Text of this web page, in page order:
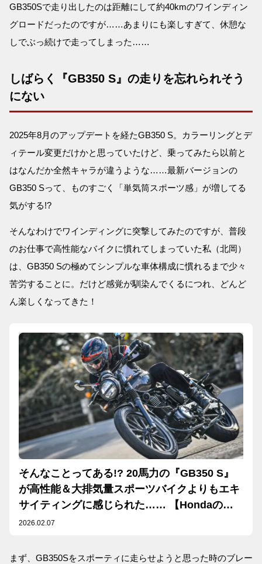
GB350Sで走り出したのは距離にして約40kmのワインディン
グロードだったのですが……あまりにも楽しすぎて、休憩な
しでぶっ続けで走ってしまった……
しばらく『GB350 S』の走りを忘れられそう
にない
2025年8月のアップデートを経たGB350 S。カラーリングとデ
ィテール変更だけかと思っていたけど、乗ってみたら以前と
はなんだか全然キャラが違うような……最新バージョンの
GB350 Sって、ものすごく「単気筒スポーツ感」が増してる
気がする!?
そんなわけでワインディングに突撃してみたのですが、普段
のお仕事で高性能なバイクに慣れてしまっていた私（北岡）
は、GB350 Sの極めてシンプルな車体構成に慣れるまで少々
苦労することに。だけど感覚が馴染んでくるにつれ、どんど
ん楽しくなってきた！
そんなことってある!? 20馬力の『GB350 S』
が高性能＆大排気量スポーツバイクよりもエキ
サイティングに感じられた…… 【Hondaの道
は1日にしてならず／GB350 S インプレ・レビ
2026.02.07
まず、GB350Sをスポーティに走らせようと思った時のブレー